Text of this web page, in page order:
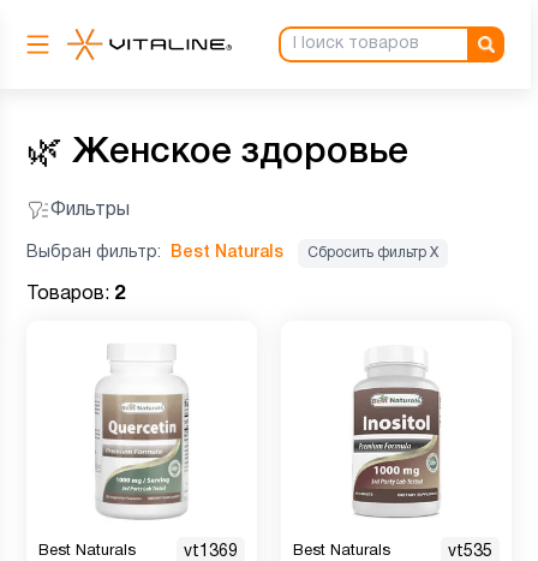
🌿 Женское здоровье
Фильтры
Выбран фильтр: Best Naturals Сбросить фильтр Х
Товаров: 2
Best Naturals vt1369 Best Naturals vt535